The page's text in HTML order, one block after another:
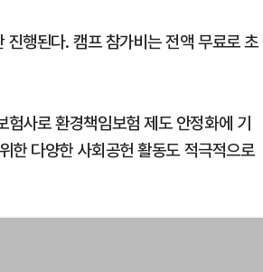
행된다. 캠프 참가비는 전액 무료로 초
사로 환경책임보험 제도 안정화에 기
한 다양한 사회공헌 활동도 적극적으로